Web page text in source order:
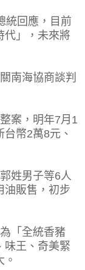
統回應，目前
代」，未來將
南海協商談判
案，明年7月1
幣2萬8元、
姓男子等6人
油販售，初步
「全統香豬
味王、奇美緊